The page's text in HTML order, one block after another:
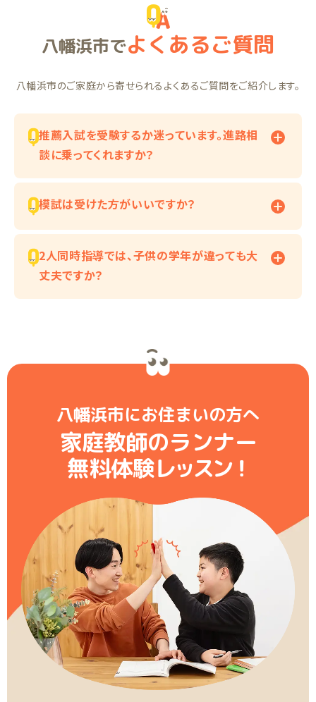
八幡浜市でよくあるご質問
八幡浜市のご家庭から寄せられるよくあるご質問をご紹介します。
推薦入試を受験するか迷っています。進路相
談に乗ってくれますか？
模試は受けた方がいいですか？
2人同時指導では、子供の学年が違っても大
丈夫ですか？
八幡浜市にお住まいの方へ
家庭教師のランナー
無料体験レッスン！